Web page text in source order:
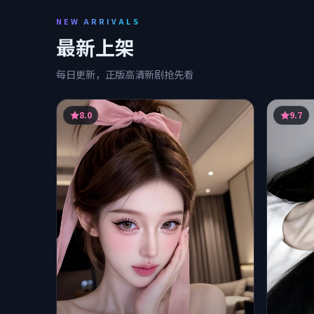
NEW ARRIVALS
最新上架
每日更新，正版高清新剧抢先看
8.0 9.7